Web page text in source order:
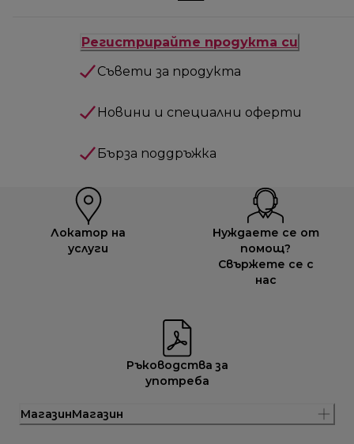
Регистрирайте продукта си
Съвети за продукта
Новини и специални оферти
Бърза поддръжка
Локатор на
услуги
Нуждаете се от
помощ?
Свържете се с
нас
Ръководства за
употреба
МагазинМагазин